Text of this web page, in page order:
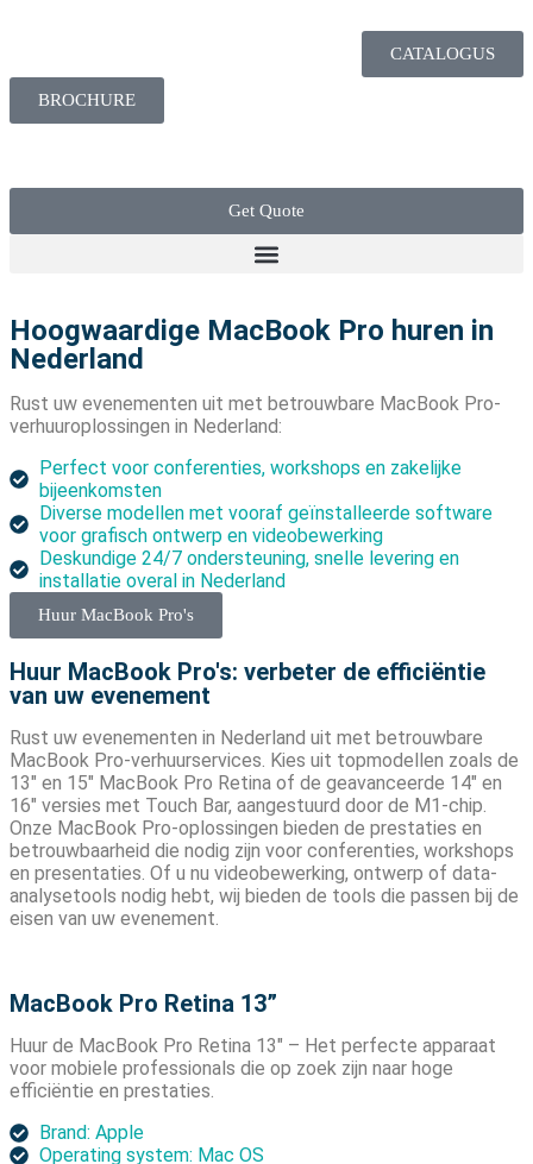
CATALOGUS
BROCHURE
Get Quote
Hoogwaardige MacBook Pro huren in
Nederland
Rust uw evenementen uit met betrouwbare MacBook Pro-
verhuuroplossingen in Nederland:
Perfect voor conferenties, workshops en zakelijke
bijeenkomsten
Diverse modellen met vooraf geïnstalleerde software
voor grafisch ontwerp en videobewerking
Deskundige 24/7 ondersteuning, snelle levering en
installatie overal in Nederland
Huur MacBook Pro's
Huur MacBook Pro's: verbeter de efficiëntie
van uw evenement
Rust uw evenementen in Nederland uit met betrouwbare
MacBook Pro-verhuurservices. Kies uit topmodellen zoals de
13″ en 15″ MacBook Pro Retina of de geavanceerde 14″ en
16″ versies met Touch Bar, aangestuurd door de M1-chip.
Onze MacBook Pro-oplossingen bieden de prestaties en
betrouwbaarheid die nodig zijn voor conferenties, workshops
en presentaties. Of u nu videobewerking, ontwerp of data-
analysetools nodig hebt, wij bieden de tools die passen bij de
eisen van uw evenement.
MacBook Pro Retina 13”
Huur de MacBook Pro Retina 13″ – Het perfecte apparaat
voor mobiele professionals die op zoek zijn naar hoge
efficiëntie en prestaties.
Brand: Apple
Operating system: Mac OS